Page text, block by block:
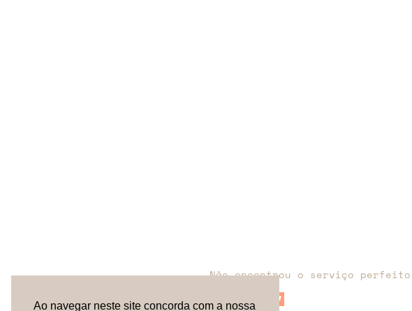
Ao navegar neste site concorda com a nossa
Não encontrou o serviço